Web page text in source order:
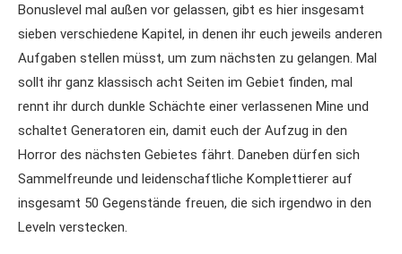
Bonuslevel mal außen vor gelassen, gibt es hier insgesamt
sieben verschiedene Kapitel, in denen ihr euch jeweils anderen
Aufgaben stellen müsst, um zum nächsten zu gelangen. Mal
sollt ihr ganz klassisch acht Seiten im Gebiet finden, mal
rennt ihr durch dunkle Schächte einer verlassenen Mine und
schaltet Generatoren ein, damit euch der Aufzug in den
Horror des nächsten Gebietes fährt. Daneben dürfen sich
Sammelfreunde und leidenschaftliche Komplettierer auf
insgesamt 50 Gegenstände freuen, die sich irgendwo in den
Leveln verstecken.